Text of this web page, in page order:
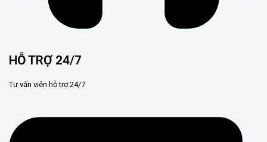
HỖ TRỢ 24/7
Tư vấn viên hỗ trợ 24/7